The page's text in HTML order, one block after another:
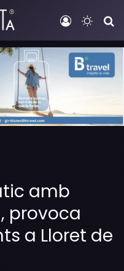
Iniciar
amb
provoca
a Lloret de